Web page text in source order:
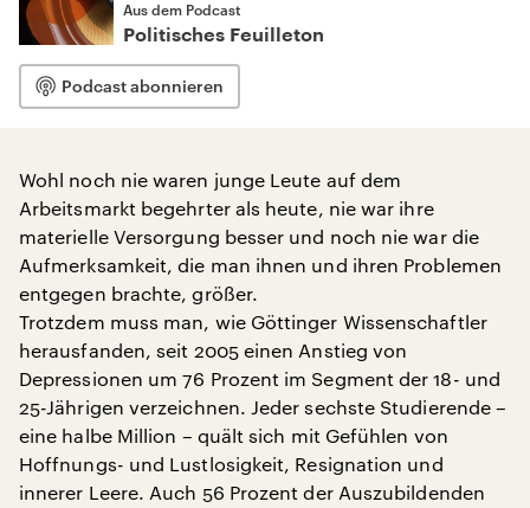
Aus dem Podcast
Politisches Feuilleton
Podcast abonnieren
Wohl noch nie waren junge Leute auf dem
Arbeitsmarkt begehrter als heute, nie war ihre
materielle Versorgung besser und noch nie war die
Aufmerksamkeit, die man ihnen und ihren Problemen
entgegen brachte, größer.
Trotzdem muss man, wie Göttinger Wissenschaftler
herausfanden, seit 2005 einen Anstieg von
Depressionen um 76 Prozent im Segment der 18- und
25-Jährigen verzeichnen. Jeder sechste Studierende –
eine halbe Million – quält sich mit Gefühlen von
Hoffnungs- und Lustlosigkeit, Resignation und
innerer Leere. Auch 56 Prozent der Auszubildenden